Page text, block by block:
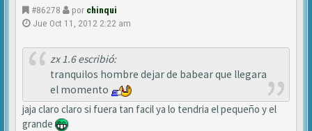
#86278 por chinqui
Jue Oct 11, 2012 2:22 am
zx 1.6 escribió:
tranquilos hombre dejar de babear que llegara
el momento
jaja claro claro si fuera tan facil ya lo tendria el pequeño y el
grande